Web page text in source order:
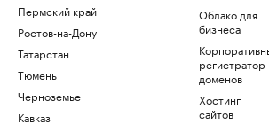
Пермский край
Ростов-на-Дону
Татарстан
Тюмень
Черноземье
Кавказ
Облако для
бизнеса
регистратор
доменов
Хостинг
сайтов